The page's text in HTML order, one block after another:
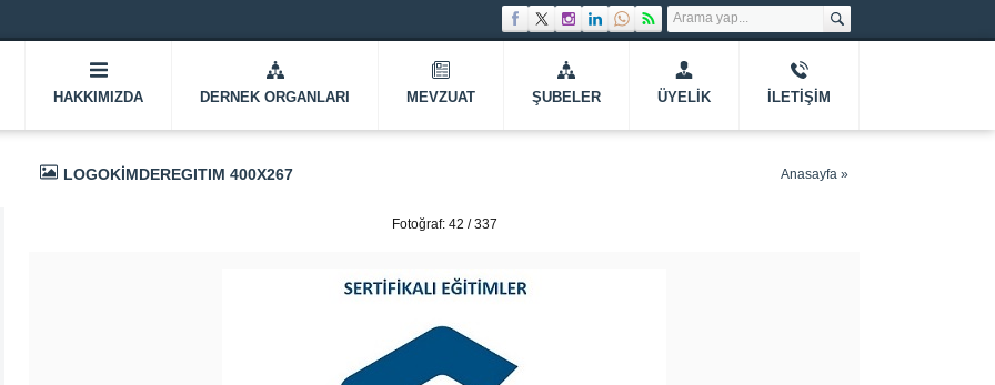
HAKKIMIZDA DERNEK ORGANLARI MEVZUAT ŞUBELER ÜYELIK İLETIŞIM
LOGOKIMDEREGITIM 400X267 Anasayfa »
Fotoğraf: 42 / 337